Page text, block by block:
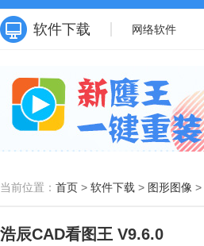
软件下载 网络软件
当前位置： 首页 > 软件下载 > 图形图像 >
浩辰CAD看图王 V9.6.0